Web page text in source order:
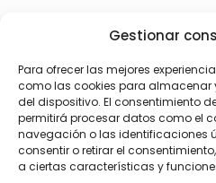
Gestionar
Para ofrecer las mejores
como las cookies para
del dispositivo. El consentimiento
permitirá procesar datos como el
navegación o las identificaciones
consentir o retirar el
a ciertas características y
Estética
Cirugía/